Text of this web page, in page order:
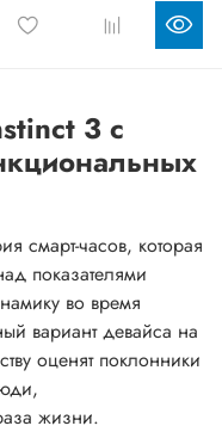
3 с
смарт-часов, которая
показателями
во время
вариант девайса на
оценят поклонники
жизни.